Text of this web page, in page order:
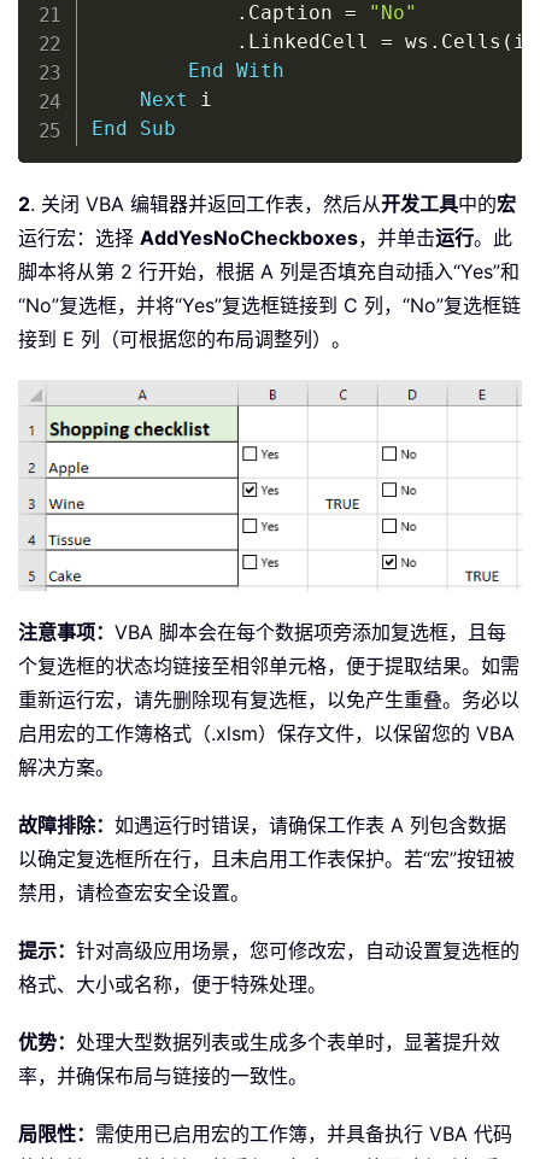
. Caption =
"No"
. LinkedCell = ws . Cells ( i
End
With
Next
End
Sub
2. 关闭 VBA 编辑器并返回工作表，然后从开发工具中的宏
运行宏：选择 AddYesNoCheckboxes，并单击运行。此
脚本将从第 2 行开始，根据 A 列是否填充自动插入“Yes”和
“No”复选框，并将“Yes”复选框链接到 C 列，“No”复选框链
接到 E 列（可根据您的布局调整列）。
注意事项： VBA 脚本会在每个数据项旁添加复选框，且每
个复选框的状态均链接至相邻单元格，便于提取结果。如需
重新运行宏，请先删除现有复选框，以免产生重叠。务必以
启用宏的工作簿格式（.xlsm）保存文件，以保留您的 VBA
解决方案。
故障排除： 如遇运行时错误，请确保工作表 A 列包含数据
以确定复选框所在行，且未启用工作表保护。若“宏”按钮被
禁用，请检查宏安全设置。
提示： 针对高级应用场景，您可修改宏，自动设置复选框的
格式、大小或名称，便于特殊处理。
优势： 处理大型数据列表或生成多个表单时，显著提升效
率，并确保布局与链接的一致性。
局限性： 需使用已启用宏的工作簿，并具备执行 VBA 代码